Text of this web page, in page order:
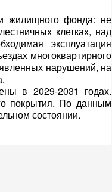
жилищного фонда: не
клетках, над
эксплуатация
многоквартирного
нарушений, на
в 2029-2031 годах.
покрытия. По данным
состоянии.